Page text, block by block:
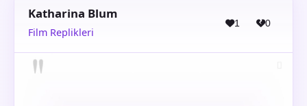
Katharina Blum
Film Replikleri
1 0